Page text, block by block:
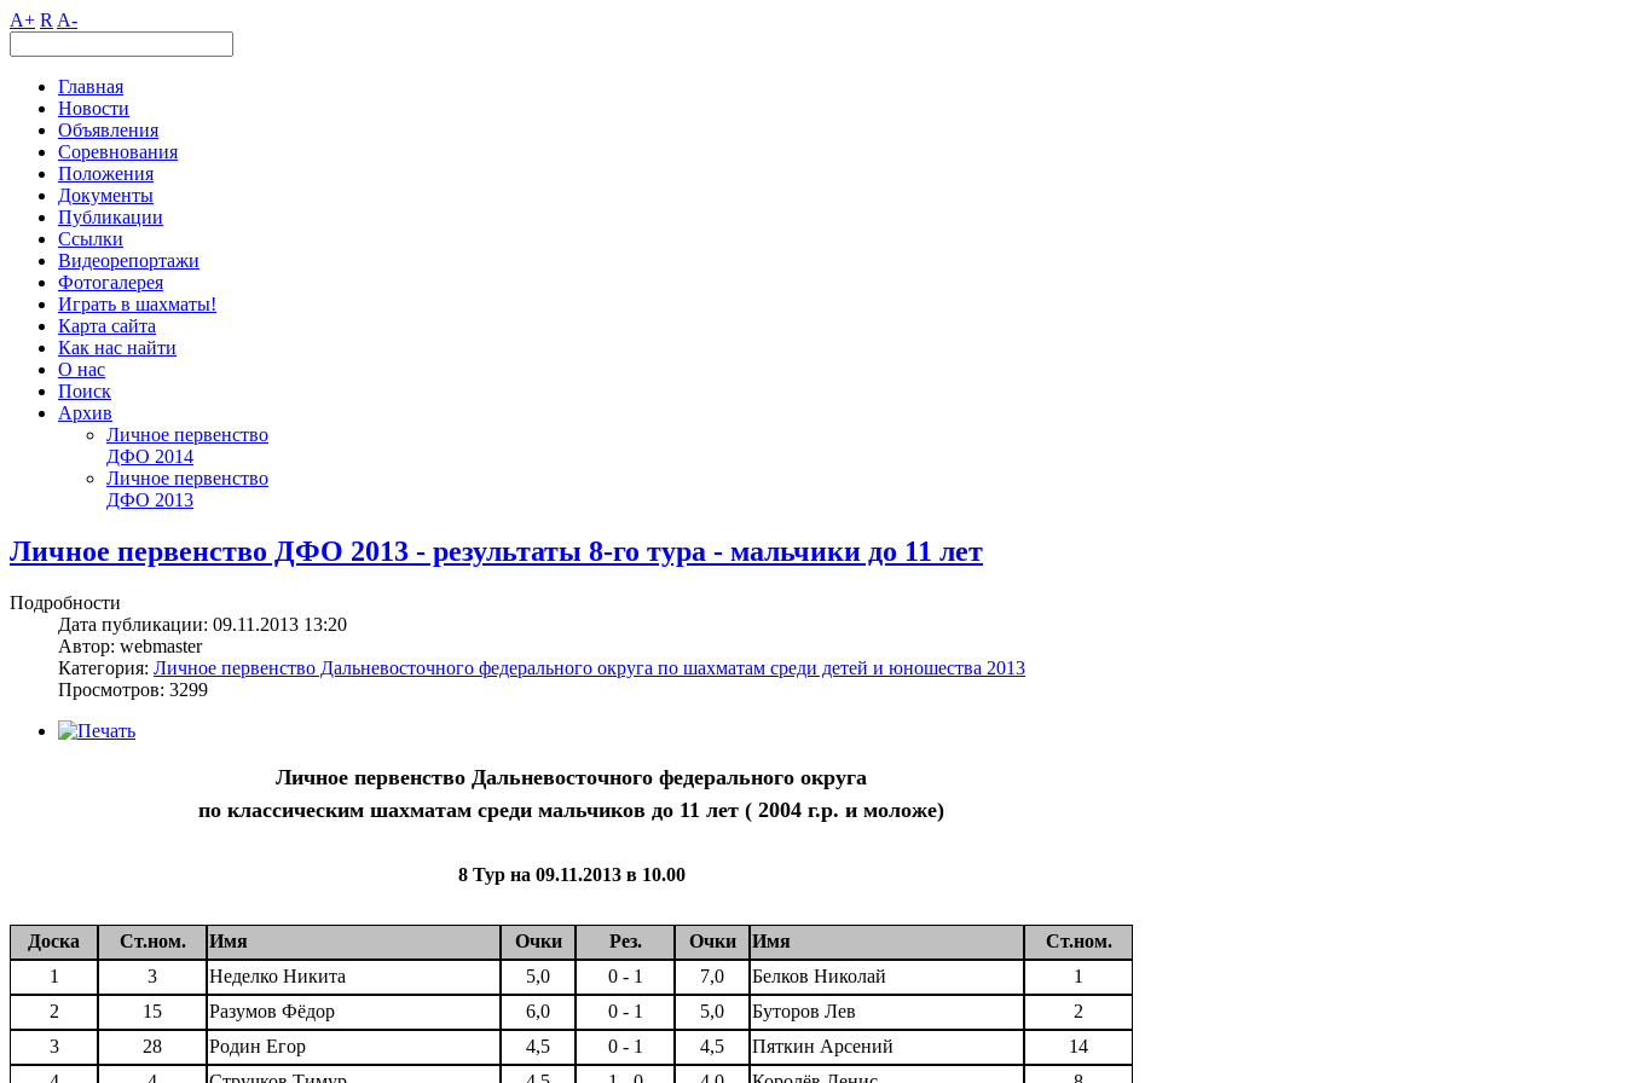
A+ R A-
Главная
Новости
Объявления
Соревнования
Положения
Документы
Публикации
Ссылки
Видеорепортажи
Фотогалерея
Играть в шахматы!
Карта сайта
Как нас найти
О нас
Поиск
Архив
Личное первенство
ДФО 2014
Личное первенство
ДФО 2013
Личное первенство ДФО 2013 - результаты 8-го тура - мальчики до 11 лет
Подробности
Дата публикации: 09.11.2013 13:20
Автор: webmaster
Категория: Личное первенство Дальневосточного федерального округа по шахматам среди детей и юношества 2013
Просмотров: 3299
Личное первенство Дальневосточного федерального округа
по классическим шахматам среди мальчиков до 11 лет ( 2004 г.р. и моложе)
8 Тур на 09.11.2013 в 10.00
Доска Ст.ном. Имя Очки Рез. Очки Имя
Ст.ном.
1
3 Неделко Никита 5,0 0 - 1 7,0 Белков Николай
1
2
15 Разумов Фёдор 6,0 0 - 1 5,0 Буторов Лев
2
3
28 Родин Егор 4,5 0 - 1 4,5 Пяткин Арсений
14